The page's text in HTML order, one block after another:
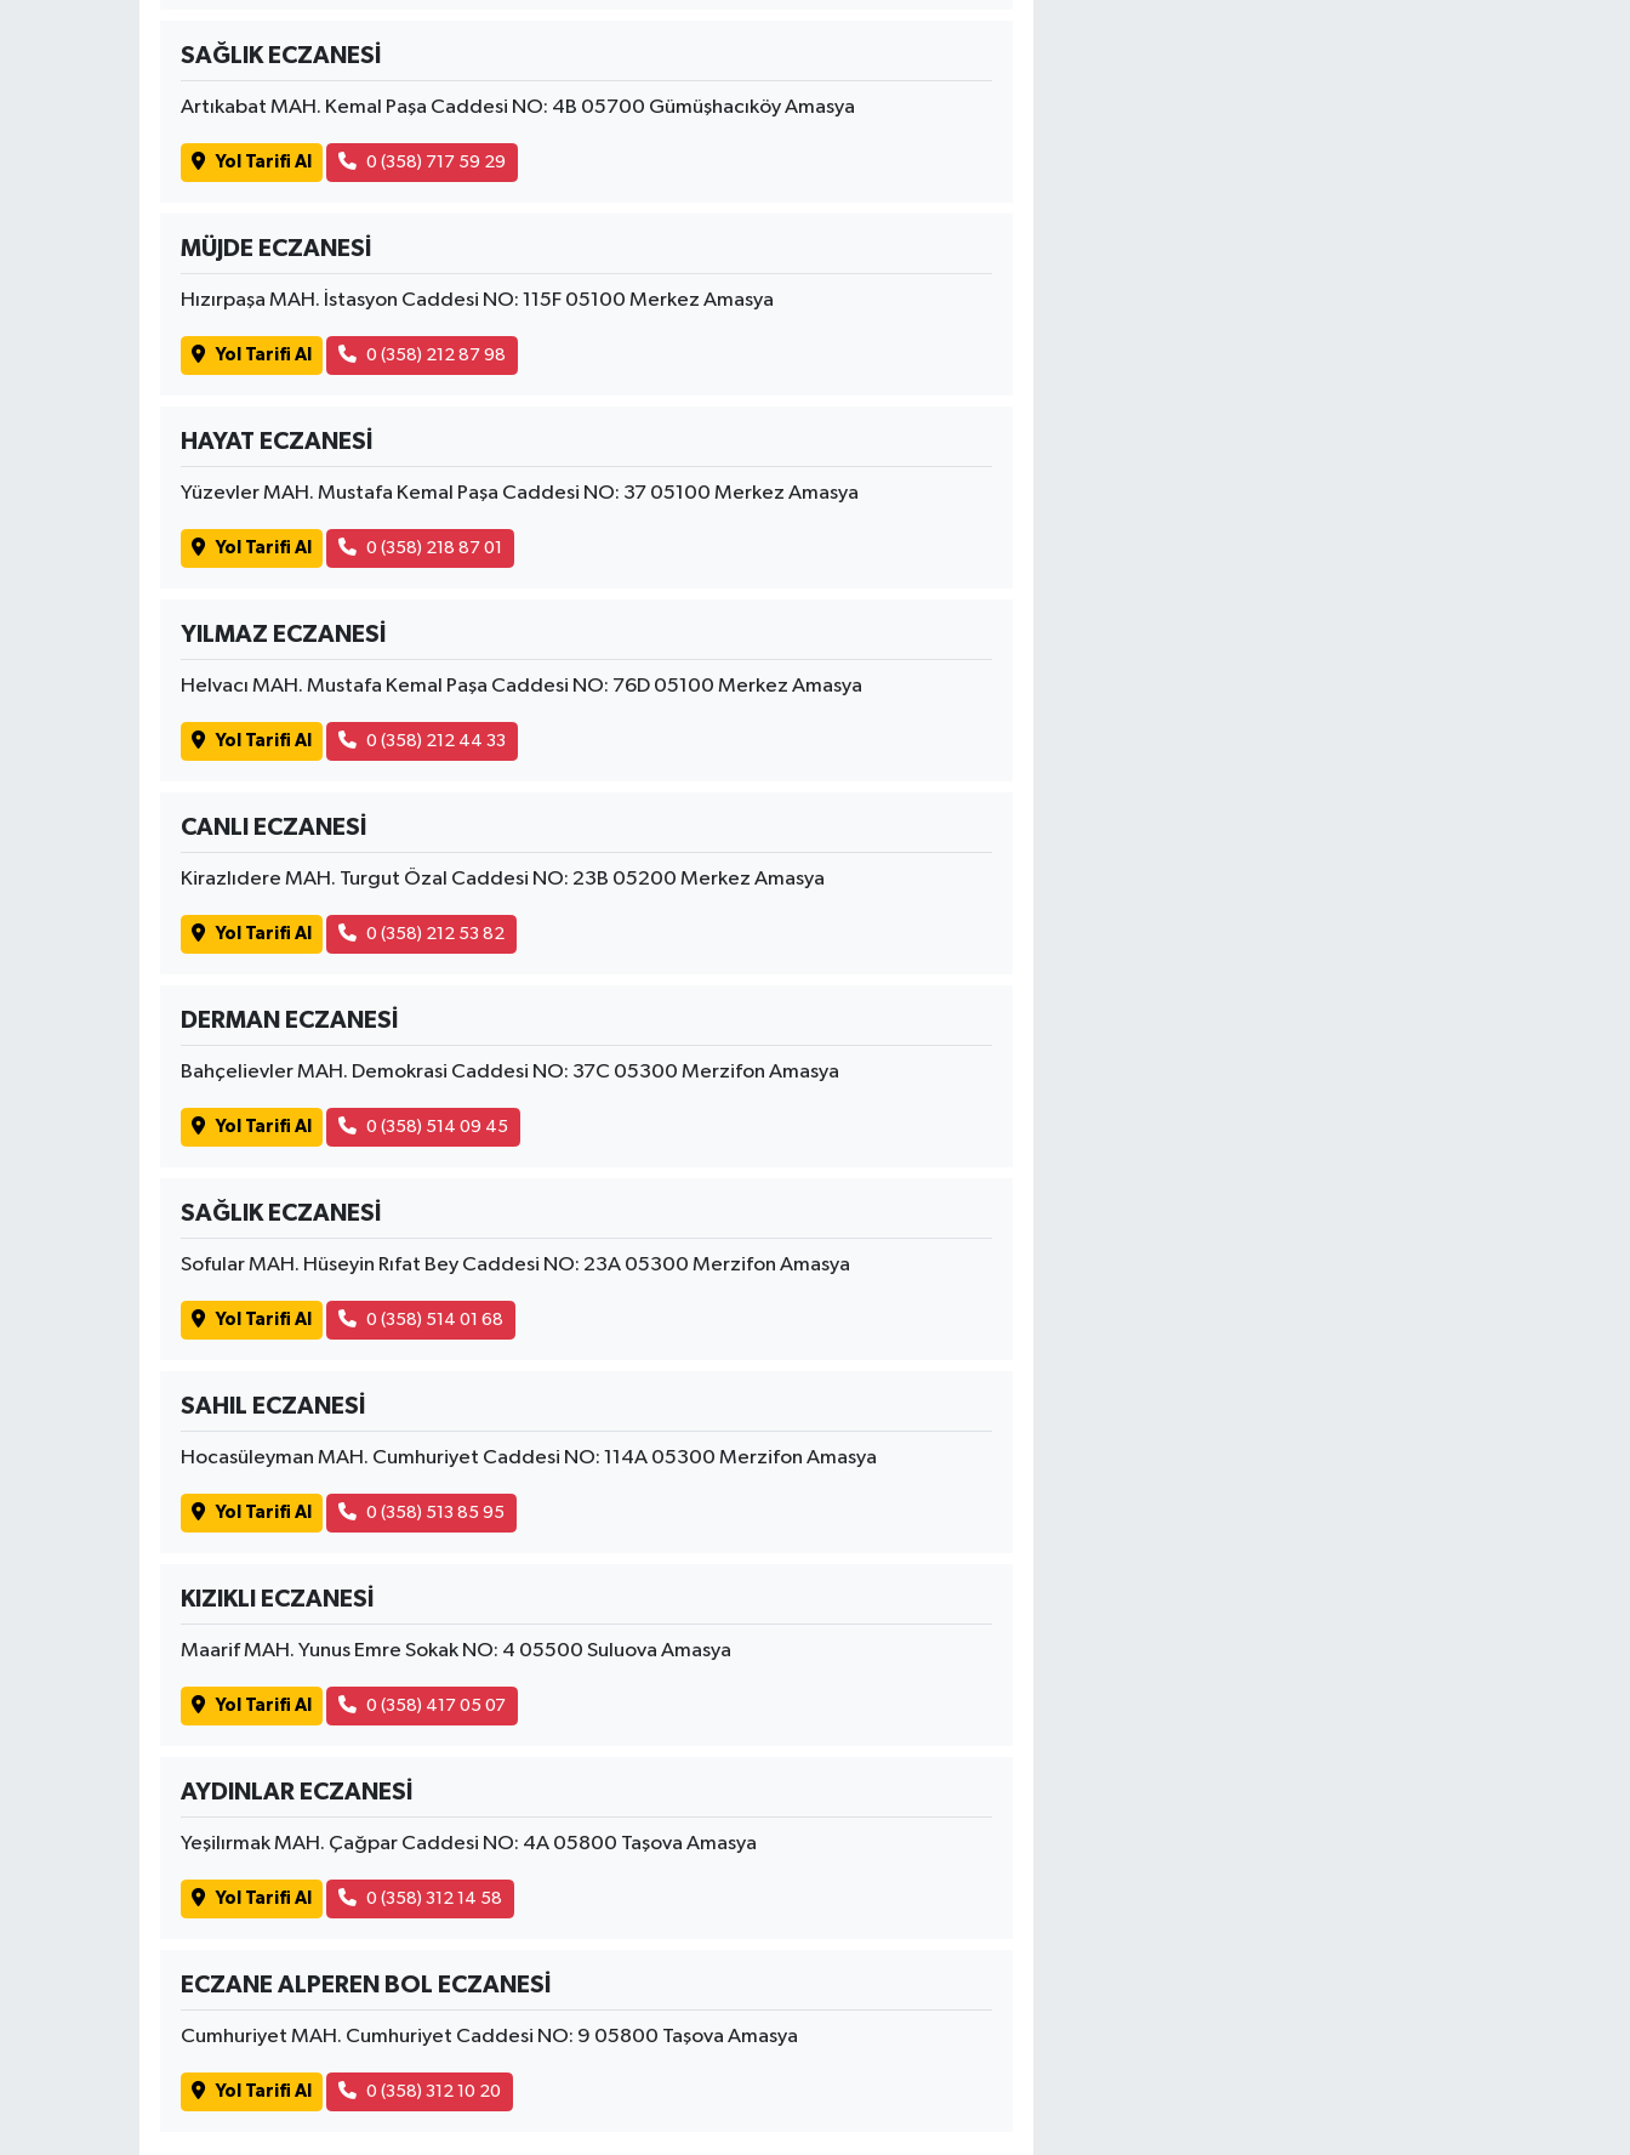
SAĞLIK ECZANESİ
Artıkabat MAH. Kemal Paşa Caddesi NO: 4B 05700 Gümüşhacıköy Amasya
Yol Tarifi Al 0 (358) 717 59 29
MÜJDE ECZANESİ
Hızırpaşa MAH. İstasyon Caddesi NO: 115F 05100 Merkez Amasya
Yol Tarifi Al 0 (358) 212 87 98
HAYAT ECZANESİ
Yüzevler MAH. Mustafa Kemal Paşa Caddesi NO: 37 05100 Merkez Amasya
Yol Tarifi Al 0 (358) 218 87 01
YILMAZ ECZANESİ
Helvacı MAH. Mustafa Kemal Paşa Caddesi NO: 76D 05100 Merkez Amasya
Yol Tarifi Al 0 (358) 212 44 33
CANLI ECZANESİ
Kirazlıdere MAH. Turgut Özal Caddesi NO: 23B 05200 Merkez Amasya
Yol Tarifi Al 0 (358) 212 53 82
DERMAN ECZANESİ
Bahçelievler MAH. Demokrasi Caddesi NO: 37C 05300 Merzifon Amasya
Yol Tarifi Al 0 (358) 514 09 45
SAĞLIK ECZANESİ
Sofular MAH. Hüseyin Rıfat Bey Caddesi NO: 23A 05300 Merzifon Amasya
Yol Tarifi Al 0 (358) 514 01 68
SAHIL ECZANESİ
Hocasüleyman MAH. Cumhuriyet Caddesi NO: 114A 05300 Merzifon Amasya
Yol Tarifi Al 0 (358) 513 85 95
KIZIKLI ECZANESİ
Maarif MAH. Yunus Emre Sokak NO: 4 05500 Suluova Amasya
Yol Tarifi Al 0 (358) 417 05 07
AYDINLAR ECZANESİ
Yeşilırmak MAH. Çağpar Caddesi NO: 4A 05800 Taşova Amasya
Yol Tarifi Al 0 (358) 312 14 58
ECZANE ALPEREN BOL ECZANESİ
Cumhuriyet MAH. Cumhuriyet Caddesi NO: 9 05800 Taşova Amasya
Yol Tarifi Al 0 (358) 312 10 20